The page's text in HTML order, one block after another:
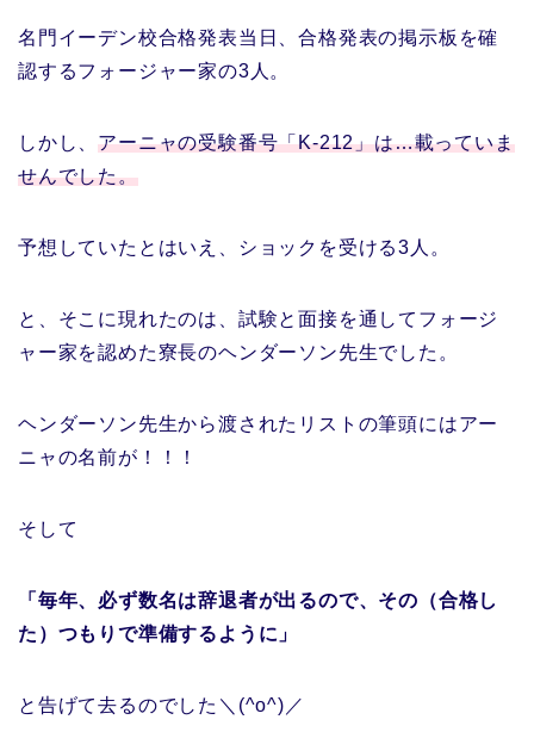
名門イーデン校合格発表当日、合格発表の掲示板を確
認するフォージャー家の3人。
しかし、アーニャの受験番号「K-212」は…載っていま
せんでした。
予想していたとはいえ、ショックを受ける3人。
と、そこに現れたのは、試験と面接を通してフォージ
ャー家を認めた寮長のヘンダーソン先生でした。
ヘンダーソン先生から渡されたリストの筆頭にはアー
ニャの名前が！！！
そして
「毎年、必ず数名は辞退者が出るので、その（合格し
た）つもりで準備するように」
と告げて去るのでした＼(^o^)／